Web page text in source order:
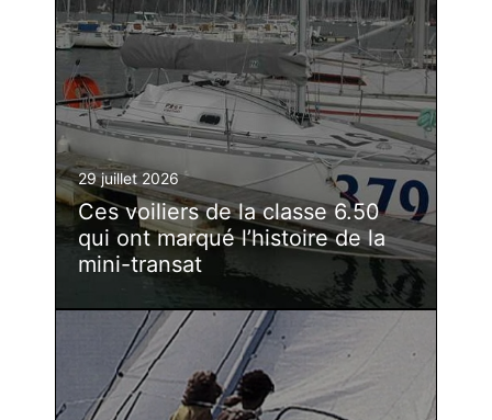
29 juillet 2026
Ces voiliers de la classe 6.50
qui ont marqué l’histoire de la
mini-transat